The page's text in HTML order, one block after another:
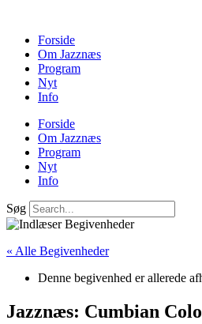
Forside
Om Jazznæs
Program
Nyt
Info
Forside
Om Jazznæs
Program
Nyt
Info
Søg
« Alle Begivenheder
Denne begivenhed er allerede
Jazznæs: Cumbian